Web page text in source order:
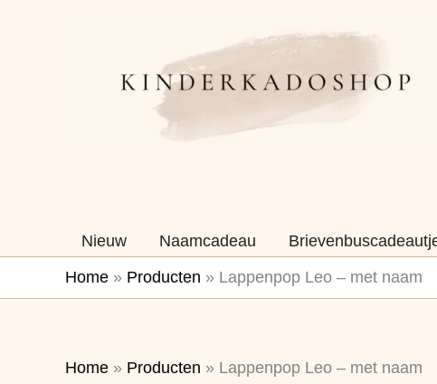
Nieuw Naamcadeau
Home » Producten » Lappenpop Leo – met naam
Home » Producten » Lappenpop Leo – met naam